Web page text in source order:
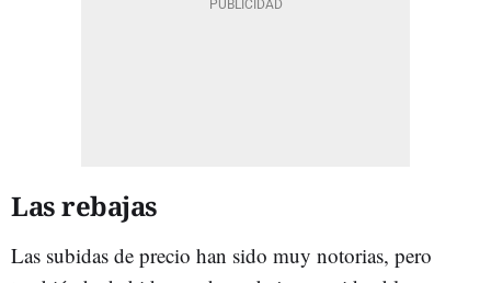
Las rebajas
Las subidas de precio han sido muy notorias, pero